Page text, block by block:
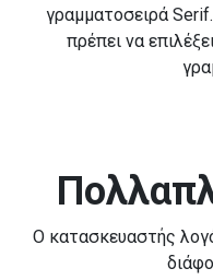
γραμματοσειρά
πρέπει να
Ο κατασκευαστής